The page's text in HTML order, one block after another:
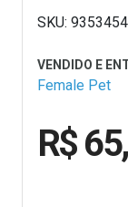
Female Pet
R$